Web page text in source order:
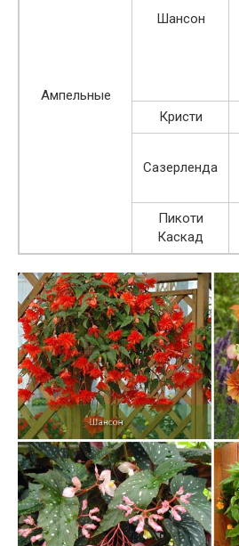
Ампельные
Шансон
Кристи
Сазерленда
Пикоти
Каскад